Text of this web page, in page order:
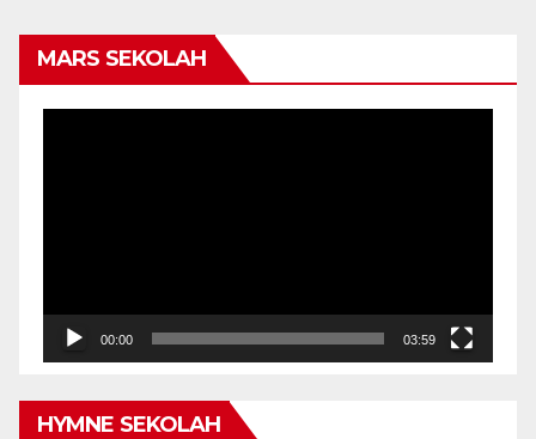
MARS SEKOLAH
00:00 03:59
HYMNE SEKOLAH